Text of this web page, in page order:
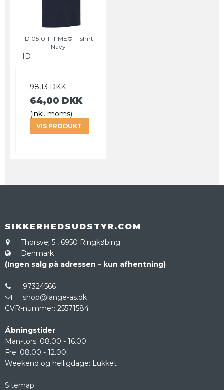
ID 0510 T-TIME® T-shirt
Navy
ID
98,13 DKK
64,00 DKK
(inkl. moms)
VIS PRODUKT
SIKKERHEDSUDSTYR.COM
Thorsvej 5 , 6950 Ringkøbing
Denmark
(Ingen salg på adressen – kun afhentning)
97324566
shop@lange-as.dk
CVR-nummer: 25571584
Åbningstider
Man-tors: 08.00 - 16.00
Fre: 08.00 - 12.00
Weekend og helligdage: Lukket
Sitemap